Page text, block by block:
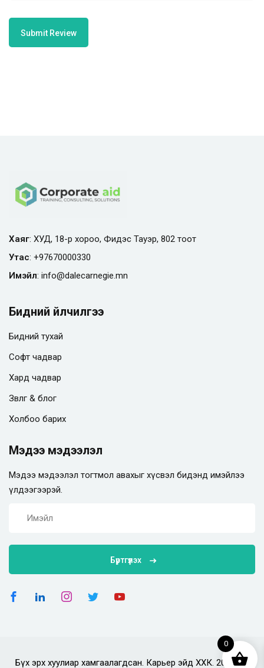
Submit Review
Хаяг: ХУД, 18-р хороо, Фидэс Тауэр, 802 тоот
Утас: +97670000330
Имэйл: info@dalecarnegie.mn
Бидний үйлчилгээ
Бидний тухай
Софт чадвар
Хард чадвар
Зөвлөгөө & блог
Холбоо барих
Мэдээ мэдээлэл
Мэдээ мэдээлэл тогтмол авахыг хүсвэл бидэнд имэйлээ
үлдээгээрэй.
Бүртгүүлэх
Бүх эрх хуулиар хамгаалагдсан. Карьер эйд ХХК. 2025 он.
0